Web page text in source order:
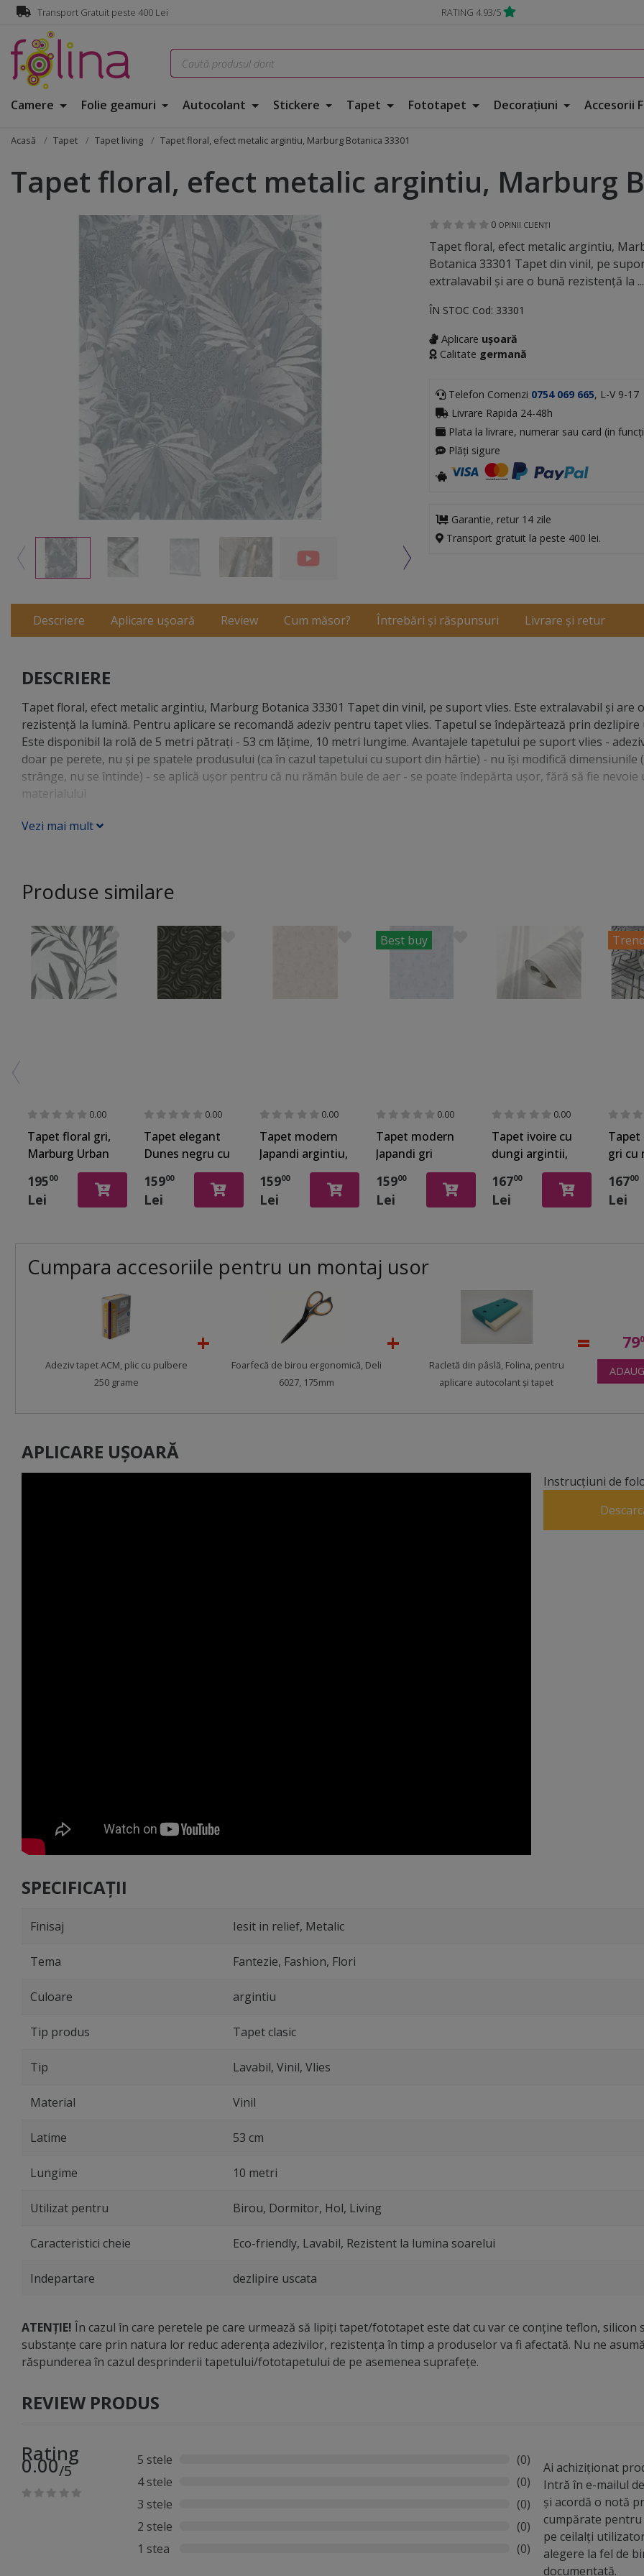
Transport Gratuit peste 400 Lei RATING 4.93/5
Camere Folie geamuri Autocolant Stickere Tapet Fototapet Decorațiuni Accesorii
Acasă Tapet Tapet living Tapet floral, efect metalic argintiu, Marburg Botanica 33301
Tapet floral, efect metalic argintiu, Marburg
0 OPINII CLIENȚI
Tapet floral, efect metalic argintiu,
Botanica 33301 Tapet din vinil, pe
extralavabil şi are o bună rezistenţă la ...
ÎN STOC Cod: 33301
Aplicare ușoară
Calitate germană
Telefon Comenzi 0754 069 665, L-V 9-17
Livrare Rapida 24-48h
Plata la livrare, numerar sau card (in
Plăți sigure
Garantie, retur 14 zile
Transport gratuit la peste 400 lei.
Descriere Aplicare ușoară Review Cum măsor? Întrebări și răspunsuri Livrare și retur
DESCRIERE
Tapet floral, efect metalic argintiu, Marburg Botanica 33301 Tapet din vinil, pe suport vlies. Este extralavabil şi are
rezistenţă la lumină. Pentru aplicare se recomandă adeziv pentru tapet vlies. Tapetul se îndepărtează prin dezlipire
Este disponibil la rolă de 5 metri pătraţi - 53 cm lăţime, 10 metri lungime. Avantajele tapetului pe suport vlies -
doar pe perete, nu şi pe spatele produsului (ca în cazul tapetului cu suport din hârtie) - nu îşi modifică dimensiunile
strânge, nu se întinde) - se aplică uşor pentru că nu rămân bule de aer - se poate îndepărta uşor, fără să fie nevoie
materialului
Vezi mai mult
Produse similare
0.00
Tapet floral gri,
Marburg Urban
Spaces 32201
19500
Lei
0.00
Tapet elegant
Dunes negru cu
model gri,
Erismann GMK 3
1022015
15900
Lei
0.00
Tapet modern
Japandi argintiu,
Erismann GMK 3
1021938
15900
Lei
Best buy
0.00
Tapet modern
Japandi gri
Erismann GMK 3
1021931
15900
Lei
0.00
Tapet ivoire cu
dungi argintii,
Marburg Urban
Spaces 32635
16700
Lei
Tapet
gri cu
16700
Lei
Cumpara accesoriile pentru un montaj usor
Adeziv tapet ACM, plic cu pulbere
250 grame
Foarfecă de birou ergonomică, Deli
6027, 175mm
Racletă din pâslă, Folina, pentru
aplicare autocolant şi tapet
79
APLICARE UȘOARĂ
Instrucțiuni de
SPECIFICAȚII
Finisaj Iesit in relief, Metalic
Tema Fantezie, Fashion, Flori
Culoare argintiu
Tip produs Tapet clasic
Tip Lavabil, Vinil, Vlies
Material Vinil
Latime 53 cm
Lungime 10 metri
Utilizat pentru Birou, Dormitor, Hol, Living
Caracteristici cheie Eco-friendly, Lavabil, Rezistent la lumina soarelui
Indepartare dezlipire uscata
ATENȚIE! În cazul în care peretele pe care urmează să lipiți tapet/fototapet este dat cu var ce conține teflon, silicon
substanțe care prin natura lor reduc aderența adezivilor, rezistența în timp a produselor va fi afectată. Nu ne
răspunderea în cazul desprinderii tapetului/fototapetului de pe asemenea suprafețe.
REVIEW PRODUS
Rating
0.00/5
5 stele
(0)
4 stele
(0)
3 stele
(0)
2 stele
(0)
1 stea
(0)
Ai achiziționat
Intră în e-mailul
și acordă o notă
cumpărate
pe ceilalți
alegere la fel de
documentată.